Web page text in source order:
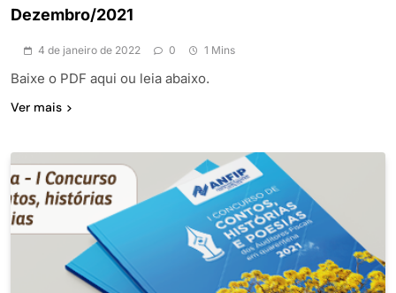
Dezembro/2021
4 de janeiro de 2022 0 1 Mins
Baixe o PDF aqui ou leia abaixo.
Ver mais